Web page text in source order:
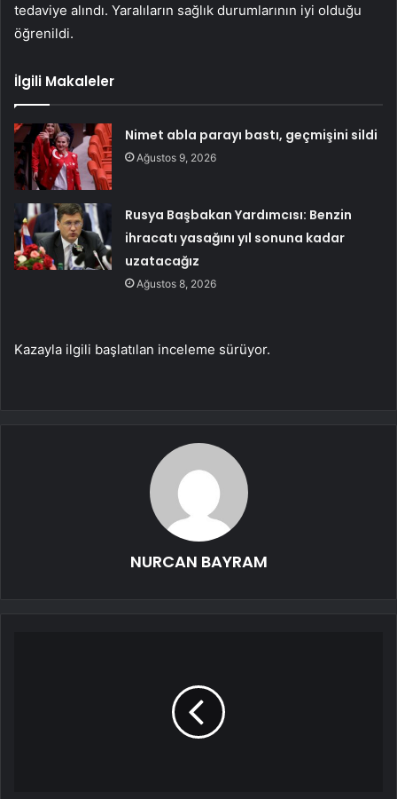
tedaviye alındı. Yaralıların sağlık durumlarının iyi olduğu
öğrenildi.
İlgili Makaleler
Nimet abla parayı bastı, geçmişini sildi
Ağustos 9, 2026
Rusya Başbakan Yardımcısı: Benzin
ihracatı yasağını yıl sonuna kadar
uzatacağız
Ağustos 8, 2026
Kazayla ilgili başlatılan inceleme sürüyor.
NURCAN BAYRAM